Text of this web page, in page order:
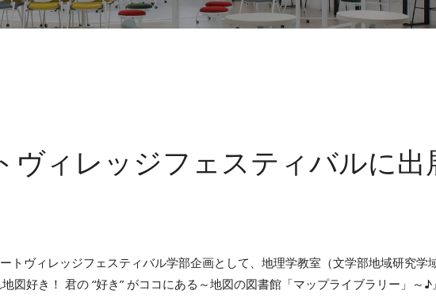
ヴィレッジフェスティバルに出
トヴィレッジフェスティバル学部企画として、地理学教室（文学部地域研究学
図好き！ 君の “好き” がココにある～地図の図書館「マップライブラリー」～♪